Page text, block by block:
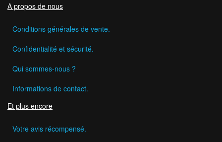
A propos de nous
Conditions générales de vente.
Confidentialité et sécurité.
Qui sommes-nous ?
Informations de contact.
Et plus encore
Votre avis récompensé.